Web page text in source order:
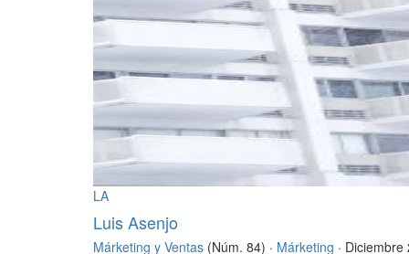
LA
Luis Asenjo
Márketing y Ventas (Núm. 84) · Márketing · Diciembre